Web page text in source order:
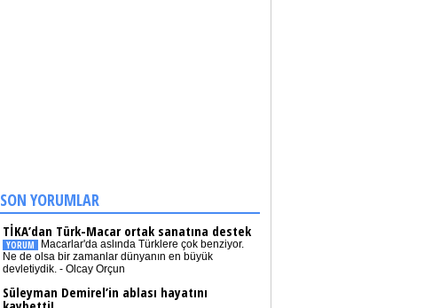
SON YORUMLAR
TİKA’dan Türk-Macar ortak sanatına destek
YORUM
Macarlar'da aslında Türklere çok benziyor.
Ne de olsa bir zamanlar dünyanın en büyük
devletiydik. - Olcay Orçun
Süleyman Demirel’in ablası hayatını